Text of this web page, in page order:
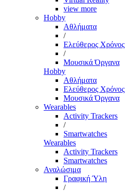
view more
Hobby
Αθλήματα
/
Ελεύθερος Χρόνος
/
Μουσικά Όργανα
Hobby
Αθλήματα
Ελεύθερος Χρόνος
Μουσικά Όργανα
Wearables
Activity Trackers
/
Smartwatches
Wearables
Activity Trackers
Smartwatches
Αναλώσιμα
Γραφική Ύλη
/